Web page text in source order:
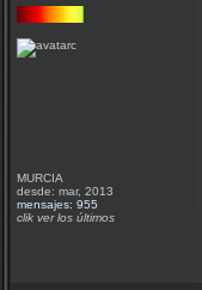
MURCIA
desde: mar, 2013
mensajes: 955
clik ver los últimos